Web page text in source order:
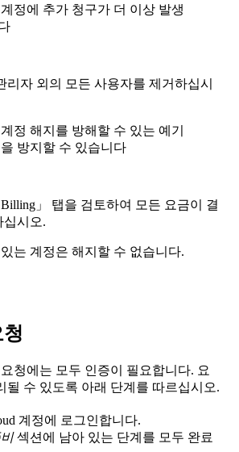
정에 추가 청구가 더 이상 발생
리자 외의 모든 사용자를 제거하십시
정 해지를 방해할 수 있는 예기
방지할 수 있습니다
」 탭을 검토하여 모든 요금이 결
십시오.
는 계정은 해지할 수 없습니다.
청에는 모두 인증이 필요합니다. 요
될 수 있도록 아래 단계를 따르십시오.
계정에 로그인합니다.
섹션에 남아 있는 단계를 모두 완료